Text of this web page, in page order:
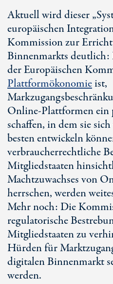
Aktuell wird dieser
europäischen
Kommission zur
Binnenmarkts deutlich:
der Europäischen
Plattformökonomieist,
Online-Plattformen ein
schaffen, in dem sie
besten entwickeln
verbraucherrechtliche
Mitgliedstaaten
Machtzuwachses von
herrschen, werden
Mehr noch: Die
regulatorische
Mitgliedstaaten zu
Hürden für
digitalen Binnenmarkt
werden.